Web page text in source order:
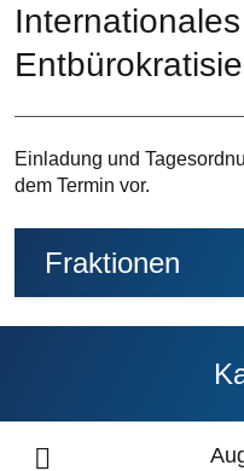
Einladung und
dem Termin vor.
Fraktionen